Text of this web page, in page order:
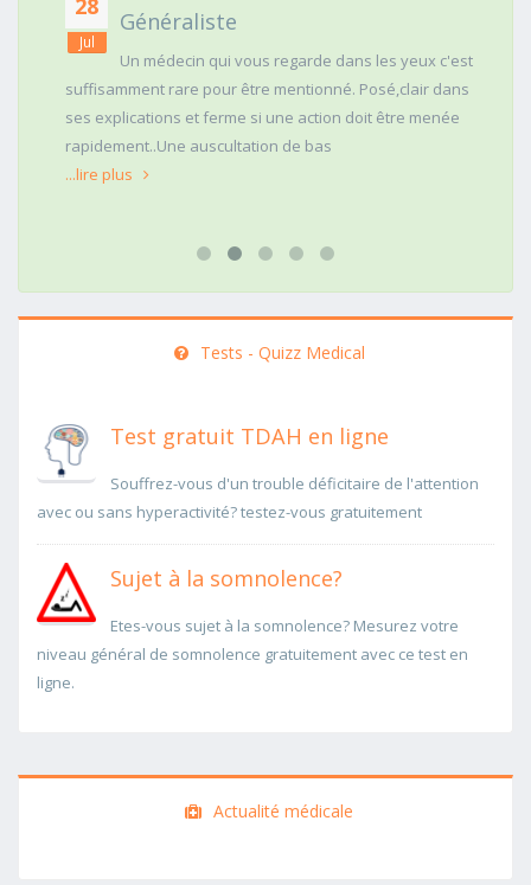
Jul
Généraliste
Un médecin qui vous regarde dans les yeux c'est
suffisamment rare pour être mentionné. Posé,clair dans
ses explications et ferme si une action doit être menée
rapidement..Une auscultation de bas
...lire plus
Tests - Quizz Medical
Test gratuit TDAH en ligne
Souffrez-vous d'un trouble déficitaire de l'attention
avec ou sans hyperactivité? testez-vous gratuitement
Sujet à la somnolence?
Etes-vous sujet à la somnolence? Mesurez votre
niveau général de somnolence gratuitement avec ce test en
ligne.
Actualité médicale